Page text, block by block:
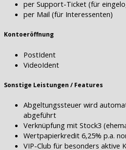
per Support-Ticket (für
per Mail (für Interessenten)
Kontoeröffnung
PostIdent
VideoIdent
Sonstige Leistungen / Features
Abgeltungssteuer wird
abgeführt
Verknüpfung mit Stock3
Wertpapierkredit 6,25% p.a.
VIP-Club für besonders aktive